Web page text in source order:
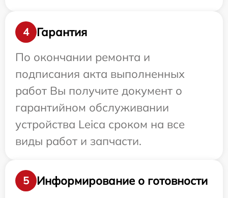
4
Гарантия
По окончании ремонта и
подписания акта выполненных
работ Вы получите документ о
гарантийном обслуживании
устройства Leica сроком на все
виды работ и запчасти.
5
Информирование о готовности